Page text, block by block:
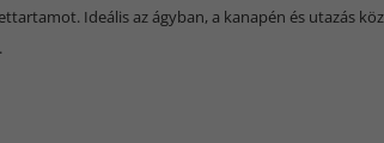
Ideális az ágyban, a kanapén és utazás
.